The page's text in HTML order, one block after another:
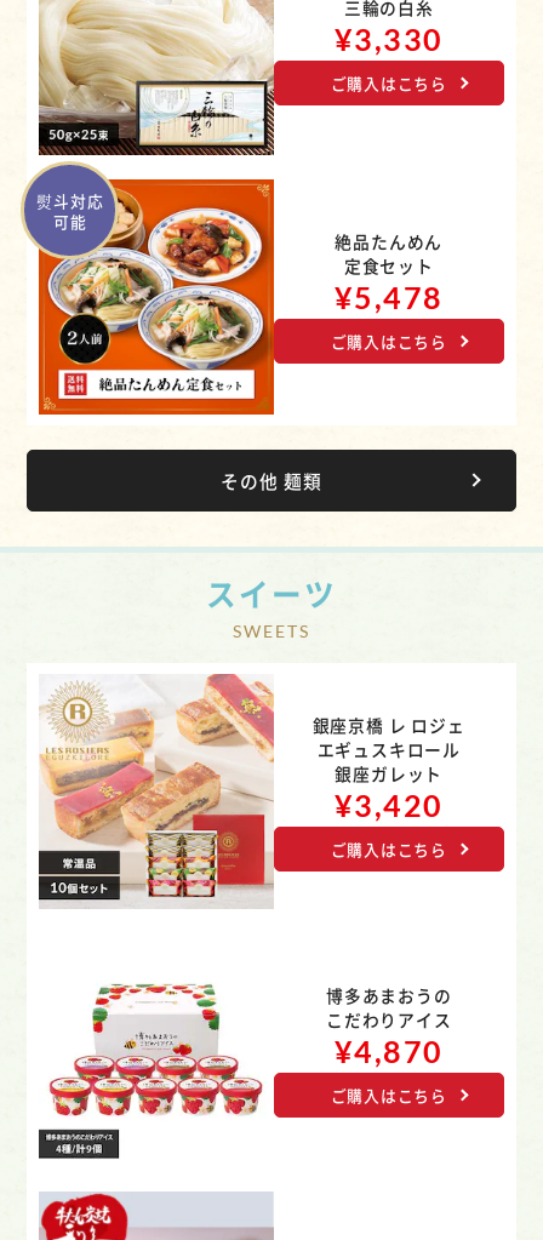
三輪の白糸
¥3,330
ご購入はこちら
熨斗対応
可能
絶品たんめん
定食セット
¥5,478
ご購入はこちら
その他 麺類
スイーツ
銀座京橋 レ ロジェ
エギュスキロール
銀座ガレット
¥3,420
ご購入はこちら
博多あまおうの
こだわりアイス
¥4,870
ご購入はこちら